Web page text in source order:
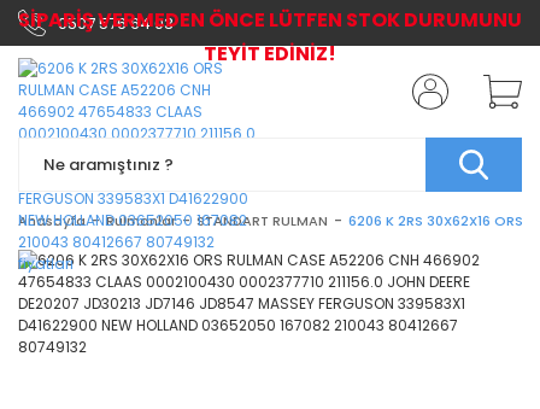
0507 576 64 03
Anasayfa Rulmanlar STANDART RULMAN 6206 K 2RS 30X62X16 ORS
SİPARİŞ VERMEDEN ÖNCE LÜTFEN STOK DURUMUNU
TEYİT EDİNİZ!